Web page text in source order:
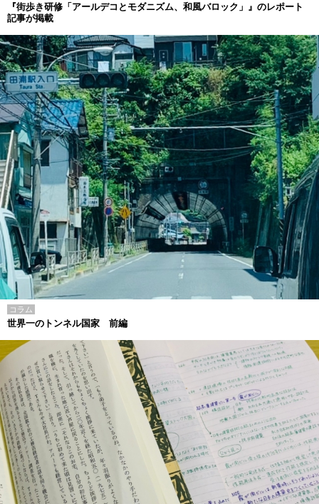
『街歩き研修「アールデコとモダニズム、和風バロック」』のレポート
記事が掲載
コラム
世界一のトンネル国家 前編